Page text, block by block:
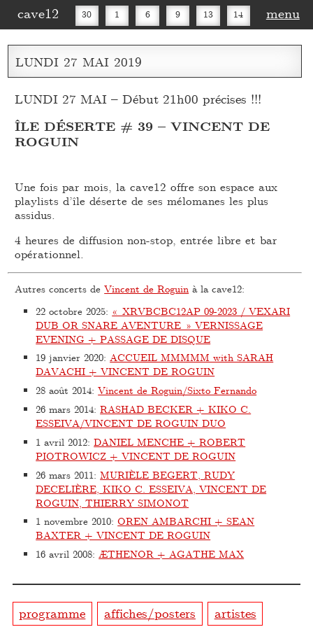
cave12 30 1 6 9 13 14
16 20 27 30
menu
LUNDI 27 MAI 2019
LUNDI 27 MAI – Début 21h00 précises !!!
ÎLE DÉSERTE # 39 – VINCENT DE
ROGUIN
Une fois par mois, la cave12 offre son espace aux
playlists d’île déserte de ses mélomanes les plus
assidus.
4 heures de diffusion non-stop, entrée libre et bar
opérationnel.
Autres concerts deVincent de Roguin à la cave12:
22 octobre 2025: « XRVBCBC12AP 09-2023 / VEXARI
DUB OR SNARE AVENTURE » VERNISSAGE
EVENING + PASSAGE DE DISQUE
19 janvier 2020:ACCUEIL MMMMM with SARAH
DAVACHI + VINCENT DE ROGUIN
28 août 2014:Vincent de Roguin/Sixto Fernando
26 mars 2014:RASHAD BECKER + KIKO C.
ESSEIVA/VINCENT DE ROGUIN DUO
1 avril 2012:DANIEL MENCHE + ROBERT
PIOTROWICZ + VINCENT DE ROGUIN
26 mars 2011:MURIÈLE BEGERT, RUDY
DECELIÈRE, KIKO C. ESSEIVA, VINCENT DE
ROGUIN, THIERRY SIMONOT
1 novembre 2010:OREN AMBARCHI + SEAN
BAXTER + VINCENT DE ROGUIN
16 avril 2008:ÆTHENOR + AGATHE MAX
programme affiches/posters artistes